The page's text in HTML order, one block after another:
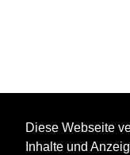
Diese Webseite
Inhalte und